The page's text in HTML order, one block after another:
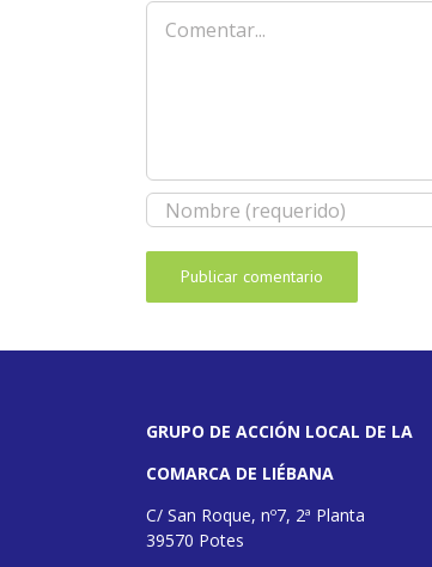
Comentar
GRUPO DE ACCIÓN LOCAL DE LA
COMARCA DE LIÉBANA
C/ San Roque, nº7, 2ª Planta
39570 Potes